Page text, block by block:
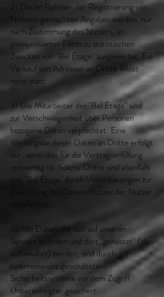
2) Die im Rahmen der Registrierung von
Nutzern gemachten Angaben werden, nur
nach Zustimmung des Nutzers, in
anonymisierter Form zu statistischen
Zwecken von "Bel Étage" ausgewertet. Ein
Verkauf von Adressen an Dritte findet
nicht statt.
3) Die Mitarbeiter der "Bel Étage" sind
zur Verschwiegenheit über Personen
bezogene Daten verpflichtet. Eine
Weitergabe dieser Daten an Dritte erfolgt
nur, wenn dies für die Vertragserfüllung
notwendig ist. Solche Dritte sind ebenfalls
von "Bel Étage" durch Vereinbarungen zur
Beachtung des Datenschutzes der Nutzer
4) Alle Daten, die sich auf unseren
Servern befinden und dort "gehostet" (also
aufbewahrt) werden, sind durch
hintereinander geschaltete
Sicherheitssysteme vor dem Zugriff
Unberechtigter gesichert.